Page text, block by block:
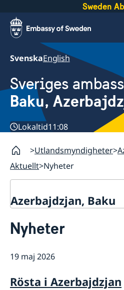
Sweden
SvenskaEnglish
Sveriges
Baku,
Lokaltid11:08
Utlandsmyndigheter
Aktuellt Nyheter
Azerbajdzjan, Baku
Om oss
Nyheter
Nyheter
19 maj 2026
Rösta i Azerbajdzjan